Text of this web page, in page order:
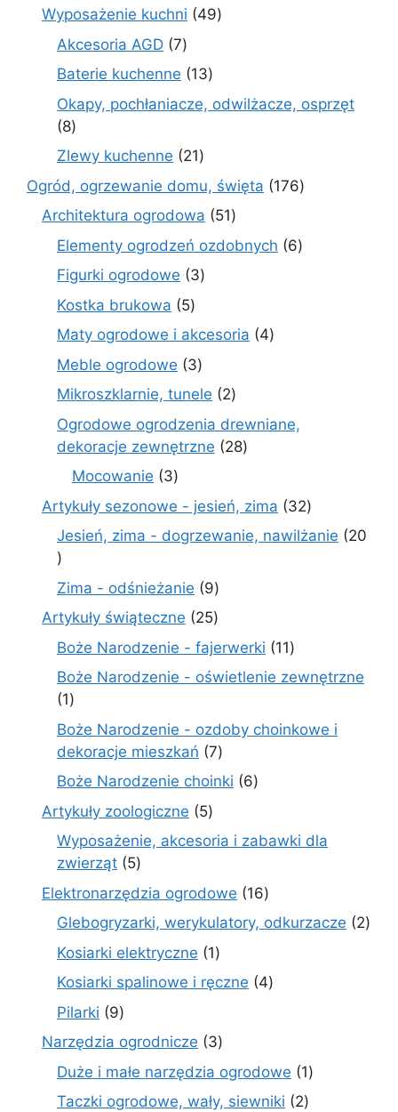
Wyposażenie kuchni 4949
Akcesoria AGD 77
produktów
Baterie kuchenne 1313
produktów
Okapy, pochłaniacze, odwilżacze, osprzęt
88
produktów
Zlewy kuchenne 2121
produktów
Ogród, ogrzewanie domu, święta 176176
Architektura ogrodowa 5151
produktów
Elementy ogrodzeń ozdobnych 66
Figurki ogrodowe 33
Kostka brukowa 55
produktów
Maty ogrodowe i akcesoria 44
Meble ogrodowe 33
produkty
Mikroszklarnie, tunele 22
produkty
Ogrodowe ogrodzenia drewniane,
dekoracje zewnętrzne
2828
Mocowanie 33
produkty
Artykuły sezonowe - jesień, zima 3232
produkty
Jesień, zima - dogrzewanie, nawilżanie
20
20
produktów
Zima - odśnieżanie 99
produktów
Artykuły świąteczne 2525
produktów
Boże Narodzenie - fajerwerki 1111
produktów
Boże Narodzenie - oświetlenie zewnętrzne
11
produkt
Boże Narodzenie - ozdoby choinkowe i
dekoracje mieszkań 77
produktów
Boże Narodzenie choinki 66
Artykuły zoologiczne 55
produktów
Wyposażenie, akcesoria i zabawki dla
zwierząt 55
produktów
Elektronarzędzia ogrodowe 1616
produktów
Glebogryzarki, werykulatory, odkurzacze 22
Kosiarki elektryczne 11
produkt
Kosiarki spalinowe i ręczne 44
Pilarki 99
produktów
Narzędzia ogrodnicze 33
produkty
Duże i małe narzędzia ogrodowe 11
Taczki ogrodowe, wały, siewniki 22